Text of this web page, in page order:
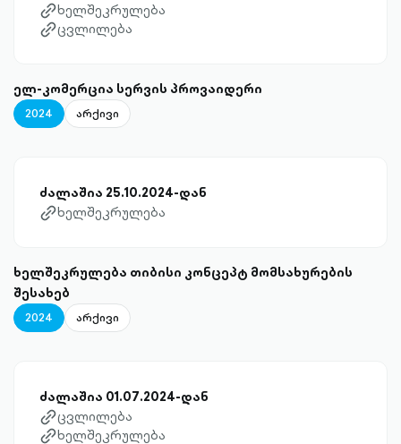
link-diagonal-outlined
ხელშეკრულება
link-diagonal-outlined
ცვლილება
ელ-კომერცია სერვის პროვაიდერი
2024 არქივი
ძალაშია 25.10.2024-დან
link-diagonal-outlined
ხელშეკრულება
ხელშეკრულება თიბისი კონცეპტ მომსახურების
შესახებ
2024 არქივი
ძალაშია 01.07.2024-დან
link-diagonal-outlined
ცვლილება
link-diagonal-outlined
ხელშეკრულება